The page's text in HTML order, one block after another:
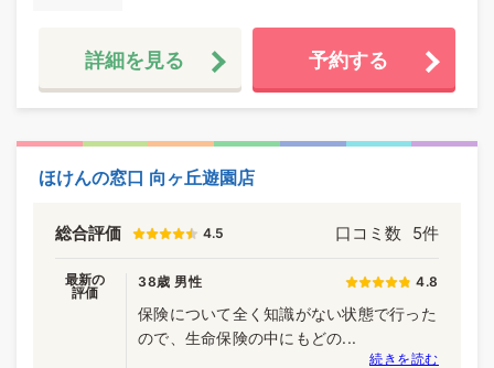
詳細を見る 予約する
ほけんの窓口 向ヶ丘遊園店
総合評価 4.5 口コミ数 5件
最新の
評価
38歳 男性 4.8
保険について全く知識がない状態で行った
ので、生命保険の中にもどの...
続きを読む